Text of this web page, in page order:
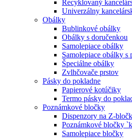
Recyklovaný
Univerzálny
Obálky
Bublinkové obálky
Obálky s doručenkou
Samolepiace obálky
Samolepiace obálky s
Špeciálne obálky
Zvlhčovače prstov
Pásky do pokladne
Papierové kotúčiky
Termo pásky do
Poznámkové bločky
Dispenzory na Z-
Poznámkové bločky
Samolepiace bločky